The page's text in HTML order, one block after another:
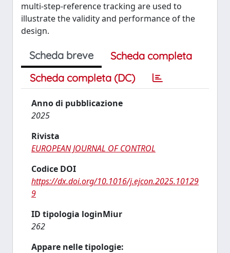
multi-step-reference tracking are used to
illustrate the validity and performance of the
design.
Scheda breve
Scheda completa
Scheda completa (DC)
Anno di pubblicazione
2025
Rivista
EUROPEAN JOURNAL OF CONTROL
Codice DOI
https://dx.doi.org/10.1016/j.ejcon.2025.10129
9
ID tipologia loginMiur
262
Appare nelle tipologie: